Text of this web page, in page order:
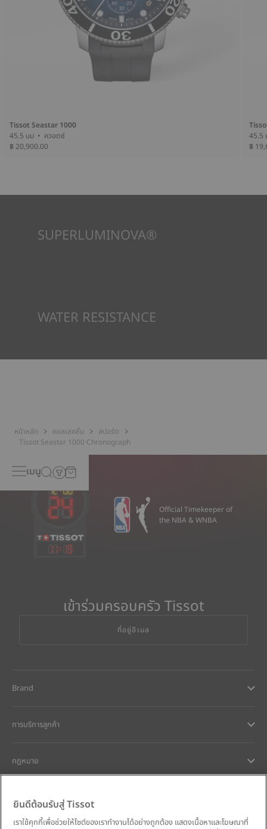
Tissot Seastar 1000
45.5 มม • ควอตซ์
฿ 20,900.00
฿
SUPERLUMINOVA®
WATER RESISTANCE
หน้าหลัก คอลเลคชั่น
สปอร์ต
Tissot Seastar 1000 Chronograph
เมนู
11: 13
Official Timekeeper of
the NBA & WNBA
เข้าร่วมครอบครัว Tissot
ที่อยู่อีเมล
Brand
การบริการลูกค้า
กฎหมาย
การช่วยเหลือและติดต่อ
ยินดีต้อนรับสู่ Tissot
เราใช้คุกกี้เพื่อช่วยให้ไซต์ของเราทำงานได้อย่างถูกต้อง แสดงเนื้อหาและโฆษณาที่